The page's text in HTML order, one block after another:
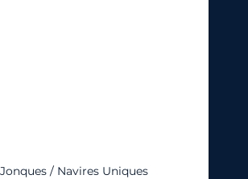
/ Navires Uniques